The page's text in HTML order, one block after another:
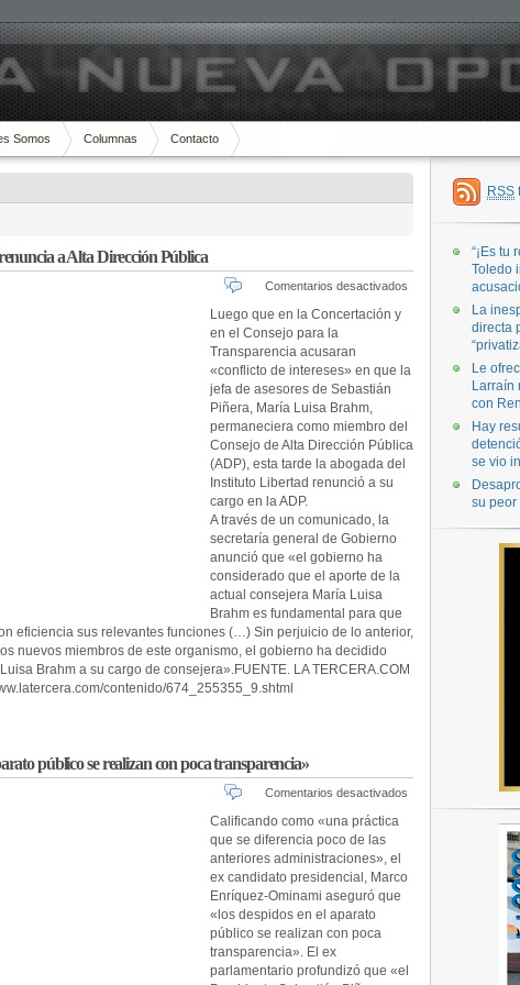
Somos Columnas Contacto
a Alta Dirección Pública
Comentarios desactivados
«segundo
renuncia
Dirección
Luego que en la Concertación y
en el Consejo para la
Transparencia acusaran
«conflicto de intereses» en que la
jefa de asesores de Sebastián
Piñera, María Luisa Brahm,
permaneciera como miembro del
Consejo de Alta Dirección Pública
(ADP), esta tarde la abogada del
Instituto Libertad renunció a su
cargo en la ADP.
A través de un comunicado, la
secretaría general de Gobierno
anunció que «el gobierno ha
considerado que el aporte de la
actual consejera María Luisa
Brahm es fundamental para que
eficiencia sus relevantes funciones (…) Sin perjuicio de lo anterior,
nuevos miembros de este organismo, el gobierno ha decidido
Brahm a su cargo de consejera».FUENTE. LA TERCERA.COM
contenido/674_255355_9.shtml
público se realizan con poca transparencia»
Comentarios desactivados
Enríquez-
Calificando como «una práctica
que se diferencia poco de las
anteriores administraciones», el
ex candidato presidencial, Marco
Enríquez-Ominami aseguró que
«los despidos en el aparato
público se realizan con poca
transparencia». El ex
parlamentario profundizó que «el
RSS
“¡Es tu
Toledo
La
directa
Le
Larraín
con
Hay
se vio
su peor